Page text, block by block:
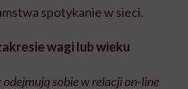
spotykanie w sieci.
wagi lub wieku
sobie w relacji on-line